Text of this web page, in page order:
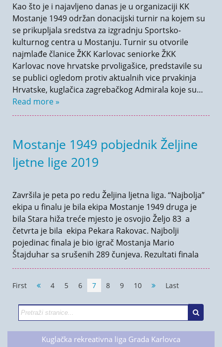
Kao što je i najavljeno danas je u organizaciji KK
Mostanje 1949 održan donacijski turnir na kojem su
se prikupljala sredstva za izgradnju Sportsko-
kulturnog centra u Mostanju. Turnir su otvorile
najmlađe članice ŽKK Karlovac seniorke ŽKK
Karlovac nove hrvatske prvoligašice, predstavile su
se publici ogledom protiv aktualnih vice prvakinja
Hrvatske, kuglačica zagrebačkog Admirala koje su…
Read more »
Mostanje 1949 pobjednik Željine
ljetne lige 2019
Završila je peta po redu Željina ljetna liga. “Najbolja”
ekipa u finalu je bila ekipa Mostanje 1949 druga je
bila Stara hiža treće mjesto je osvojio Željo 83 a
četvrta je bila ekipa Pekara Rakovac. Najbolji
pojedinac finala je bio igrač Mostanja Mario
Štajduhar sa srušenih 289 čunjeva. Rezultati finala
First 4 5 6 7 8 9 10 Last
Kuglačka rekreativna liga Grada Karlovca